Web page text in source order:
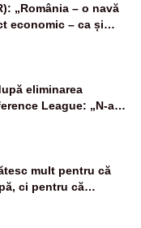
„România – o navă
economic – ca și
din ultimii 36 de
eliminarea
League: „N-ai
și lucrurile
mult pentru că
ci pentru că
scump